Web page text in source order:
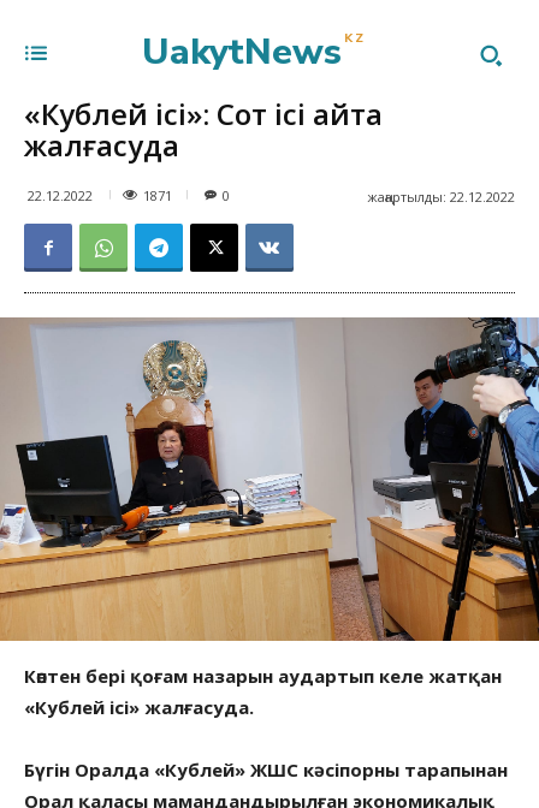
UakytNews KZ
«Кублей ісі»: Сот ісі қайта
жалғасуда
22.12.2022 1871 жаңартылды: 22.12.2022
0
Көптен бері қоғам назарын аудартып келе жатқан
«Кублей ісі» жалғасуда.
Бүгін Оралда «Кублей» ЖШС кәсіпорны тарапынан
Орал қаласы мамандандырылған экономикалық